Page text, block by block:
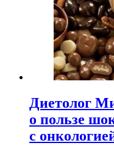
Диетолог
о пользе
с